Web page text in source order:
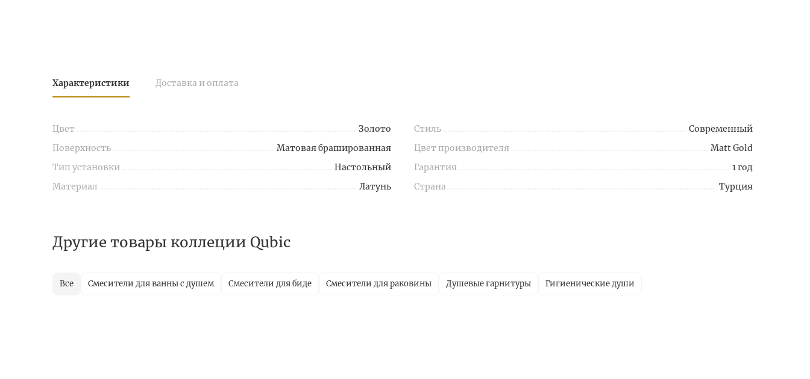
Характеристики Доставка и оплата
Цвет
Золото
Поверхность
Матовая брашированная
Тип установки
Настольный
Материал
Латунь
Стиль
Современный
Цвет производителя
Matt Gold
Гарантия
1 год
Страна
Турция
Другие товары коллеции Qubic
Все Смесители для ванны с душем Смесители для биде Смесители для раковины Душевые гарнитуры Гигиенические души